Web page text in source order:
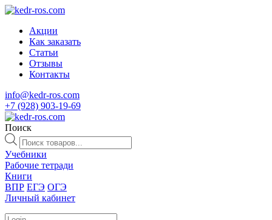
Акции
Как заказать
Статьи
Отзывы
Контакты
info@kedr-ros.com
+7 (928) 903-19-69
Поиск
Поиск
товаров
Учебники
Рабочие тетради
Книги
ВПР ЕГЭ ОГЭ
Личный кабинет